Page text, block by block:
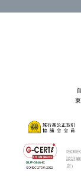
ISO/
認証
店）